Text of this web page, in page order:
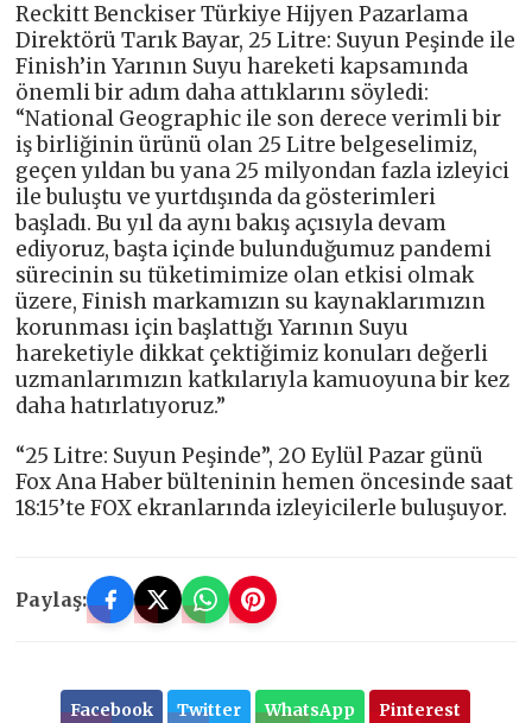
Reckitt Benckiser Türkiye Hijyen Pazarlama
Direktörü Tarık Bayar, 25 Litre: Suyun Peşinde ile
Finish’in Yarının Suyu hareketi kapsamında
önemli bir adım daha attıklarını söyledi:
“National Geographic ile son derece verimli bir
iş birliğinin ürünü olan 25 Litre belgeselimiz,
geçen yıldan bu yana 25 milyondan fazla izleyici
ile buluştu ve yurtdışında da gösterimleri
başladı. Bu yıl da aynı bakış açısıyla devam
ediyoruz, başta içinde bulunduğumuz pandemi
sürecinin su tüketimimize olan etkisi olmak
üzere, Finish markamızın su kaynaklarımızın
korunması için başlattığı Yarının Suyu
hareketiyle dikkat çektiğimiz konuları değerli
uzmanlarımızın katkılarıyla kamuoyuna bir kez
daha hatırlatıyoruz.”
“25 Litre: Suyun Peşinde”, 2O Eylül Pazar günü
Fox Ana Haber bülteninin hemen öncesinde saat
18:15’te FOX ekranlarında izleyicilerle buluşuyor.
Paylaş:
Facebook Twitter WhatsApp Pinterest